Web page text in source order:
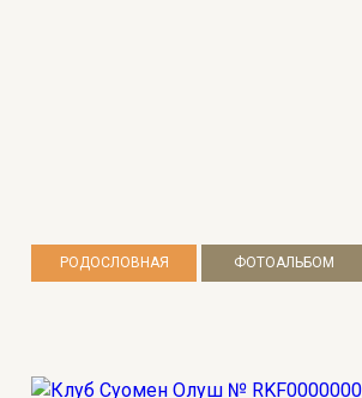
РОДОСЛОВНАЯ ФОТОАЛЬБОМ